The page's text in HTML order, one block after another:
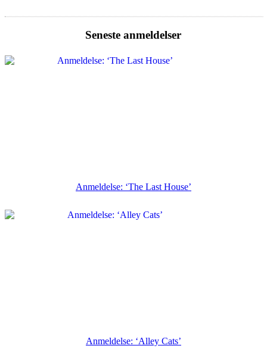
Seneste anmeldelser
Anmeldelse: ‘The Last House’
Anmeldelse: ‘Alley Cats’